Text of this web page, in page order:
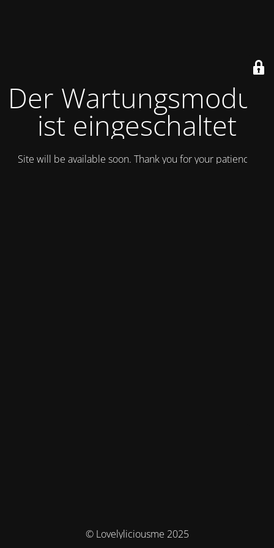
Der Wartungsmodus
ist eingeschaltet
Site will be available soon. Thank you for your patience!
© Lovelyliciousme 2025